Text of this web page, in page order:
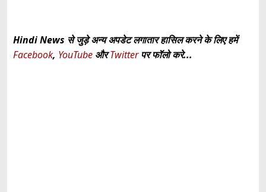
Hindi News से जुड़े अन्य अपडेट लगातार हासिल करने के लिए हमें
Facebook, YouTube औरTwitterपर फॉलो करे...